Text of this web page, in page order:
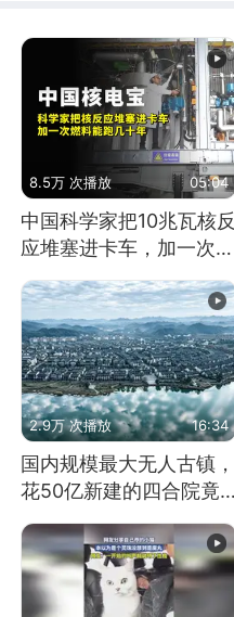
8.5万 次播放 05:04
中国科学家把10兆瓦核反
应堆塞进卡车，加一次燃
料能跑几十年
2.9万 次播放 16:34
国内规模最大无人古镇，
花50亿新建的四合院竟